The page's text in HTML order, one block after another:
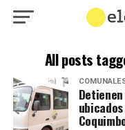
All posts